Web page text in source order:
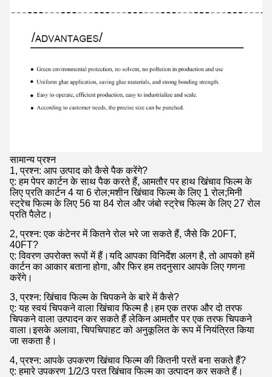
सामान्य प्रश्न
1, प्रश्न: आप उत्पाद को कैसे पैक करेंगे?
ए: हम पेपर कार्टन के साथ पैक करते हैं, आमतौर पर हाथ खिंचाव फिल्म के
लिए प्रति कार्टन 4 या 6 रोल;मशीन खिंचाव फिल्म के लिए 1 रोल;मिनी
स्ट्रेच फिल्म के लिए 56 या 84 रोल और जंबो स्ट्रेच फिल्म के लिए 27 रोल
प्रति पैलेट।
2, प्रश्न: एक कंटेनर में कितने रोल भरे जा सकते हैं, जैसे कि 20FT,
40FT?
ए: विवरण उपरोक्त रूपों में हैं।यदि आपका विनिर्देश अलग है, तो आपको हमें
कार्टन का आकार बताना होगा, और फिर हम तदनुसार आपके लिए गणना
करेंगे।
3, प्रश्न: खिंचाव फिल्म के चिपकने के बारे में कैसे?
ए: यह स्वयं चिपकने वाला खिंचाव फिल्म है।हम एक तरफ और दो तरफ
चिपकने वाला उत्पादन कर सकते हैं लेकिन आमतौर पर एक तरफ चिपकने
वाला।इसके अलावा, चिपचिपाहट को अनुकूलित के रूप में नियंत्रित किया
जा सकता है।
4, प्रश्न: आपके उपकरण खिंचाव फिल्म की कितनी परतें बना सकते हैं?
ए: हमारे उपकरण 1/2/3 परत खिंचाव फिल्म का उत्पादन कर सकते हैं।